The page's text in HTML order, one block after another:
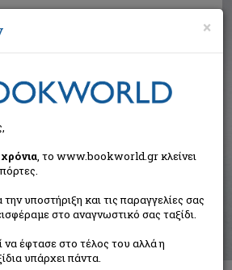
αναζήτησης
Τηλέμαχος 1926-2007 (20
×
, το www.bookworld.gr κλείνει
υποστήριξη και τις παραγγελίες σας
στο αναγνωστικό σας ταξίδι.
να έφτασε στο τέλος του αλλά η
υπάρχει πάντα.